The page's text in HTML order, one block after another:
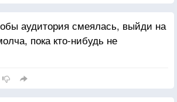
аудитория смеялась, выйди на
пока кто-нибудь не